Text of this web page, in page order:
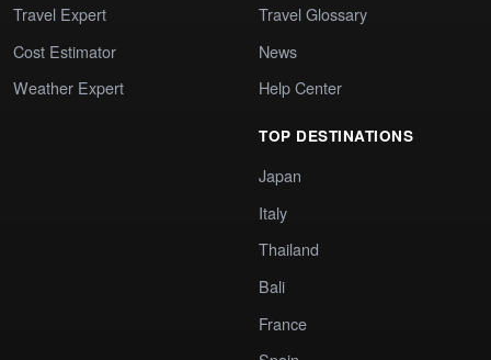
Travel Expert
Cost Estimator
Weather Expert
Travel Glossary
News
Help Center
TOP DESTINATIONS
Japan
Italy
Thailand
Bali
France